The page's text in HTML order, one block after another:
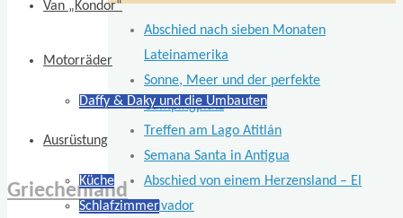
Van „Kondor“
Motorräder
Daffy & Daky und die Umbauten
Ausrüstung
Küche
Schlafzimmer
Griechenland
Abschied nach sieben Monaten
Lateinamerika
Sonne, Meer und der perfekte
Campingplatz
Treffen am Lago Atitlán
Semana Santa in Antigua
Abschied von einem Herzensland – El
Salvador